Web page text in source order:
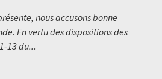
nous accusons bonne
En vertu des dispositions des
13 du...